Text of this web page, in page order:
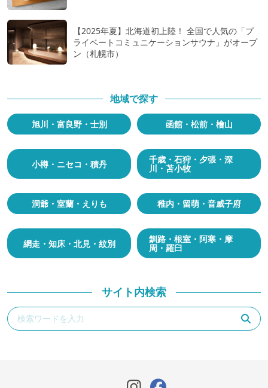
【2025年夏】北海道初上陸！ 全国で人気の「プ
ライベートコミュニケーションサウナ」がオープ
ン（札幌市）
地域で探す
旭川・富良野・士別 函館・松前・檜山
小樽・ニセコ・積丹 千歳・石狩・夕張・深
川・苫小牧
洞爺・室蘭・えりも 稚内・留萌・音威子府
網走・知床・北見・紋別 釧路・根室・阿寒・摩
周・羅臼
サイト内検索